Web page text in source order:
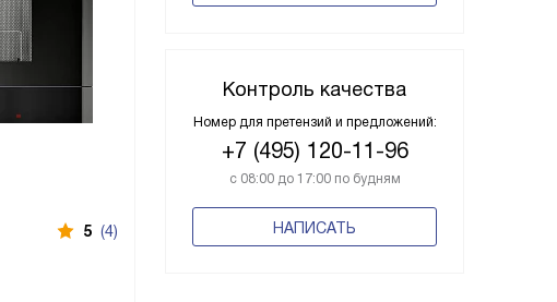
Контроль качества
Номер для претензий и предложений:
+7 (495) 120-11-96
с 08:00 до 17:00 по будням
НАПИСАТЬ
5 (4)